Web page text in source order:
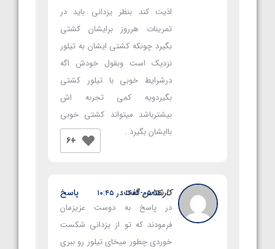
اذیت کند بنظر یزدانی باید در
تمرینات هرروز برایشان کشتی
بگیرد چونکه کشتی ایشان به تیلور
نزدیک است وبقول خودش اگه
درشرایط خوبی با تیلور کشتی
بگیردویه کمی تجربه اش
بیشترباشد میتواند کشتی خوبی
باایشان بگیرد .
+6
کارشناسگفت:
۱۴۰۲-۰۵-۱۴ در ۱۰:۴۵
در پاسخ به دوست عزیزمان
فرمودند که تو از یزدانی شکست
خوردی چطور میخای تیلور رو ببری
پاسخ